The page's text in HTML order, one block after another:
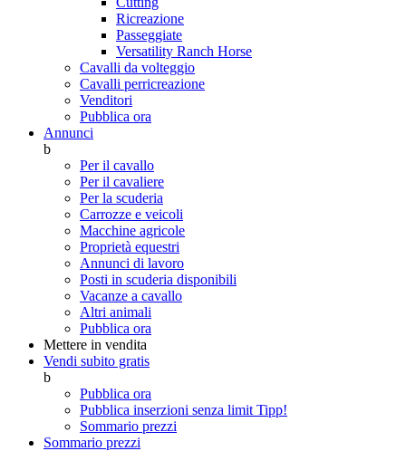
Ricreazione
Passeggiate
Versatility Ranch Horse
Cavalli da volteggio
Cavalli perricreazione
Venditori
Pubblica ora
Annunci
b
Per il cavallo
Per il cavaliere
Per la scuderia
Carrozze e veicoli
Macchine agricole
Proprietà equestri
Annunci di lavoro
Posti in scuderia disponibili
Vacanze a cavallo
Altri animali
Pubblica ora
Mettere in vendita
Vendi subito gratis
b
Pubblica ora
Pubblica inserzioni senza limit Tipp!
Sommario prezzi
Sommario prezzi